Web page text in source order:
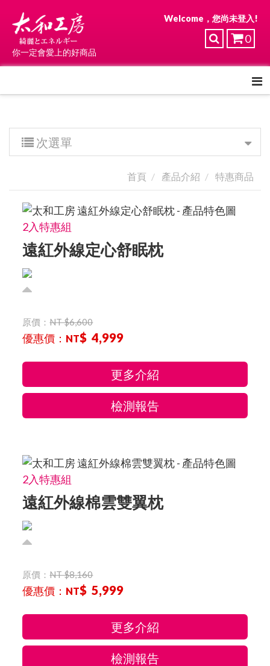
你一定會愛上的好商品
0
Welcome，您尚未登入!
次選單
首頁 產品介紹 特惠商品
2入特惠組
遠紅外線定心舒眠枕
原價：NT $6,600
優惠價： NT$ 4,999
更多介紹
檢測報告
2入特惠組
遠紅外線棉雲雙翼枕
原價：NT $8,160
優惠價： NT$ 5,999
更多介紹
檢測報告